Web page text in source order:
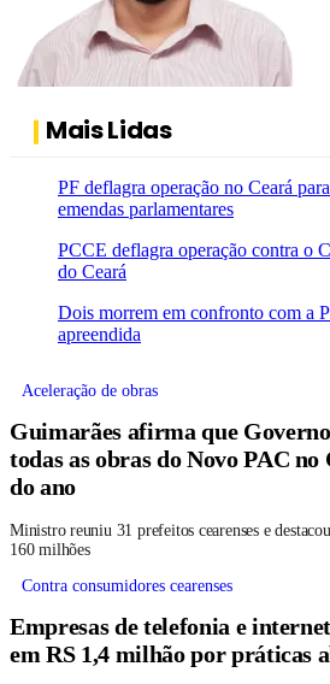
Mais Lidas
PF deflagra operação no Ceará
emendas parlamentares
PCCE deflagra operação contra o
do Ceará
Dois morrem em confronto com a
apreendida
Aceleração de obras
Guimarães afirma que
todas as obras do Novo PAC
do ano
Ministro reuniu 31 prefeitos cearenses e
160 milhões
Contra consumidores cearenses
Empresas de telefonia e
em RS 1,4 milhão por práticas